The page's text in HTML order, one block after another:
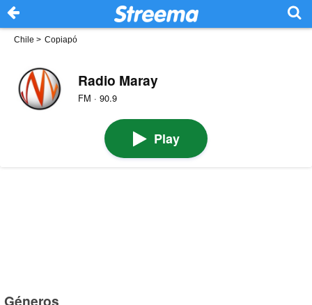
Chile > Copiapó
Radio Maray
FM · 90.9
Play
Géneros